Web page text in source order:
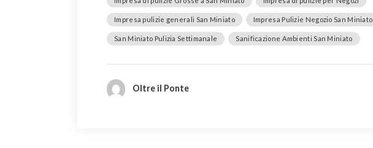
Impresa pulizie generali San Miniato Impresa Pulizie Negozio San Miniato
San Miniato Pulizia Settimanale Sanificazione Ambienti San Miniato
Oltre il Ponte